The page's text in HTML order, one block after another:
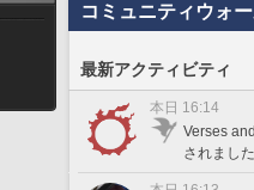
コミュニティウォ
最新アクティビティ
本日 16:14
Verses
されました